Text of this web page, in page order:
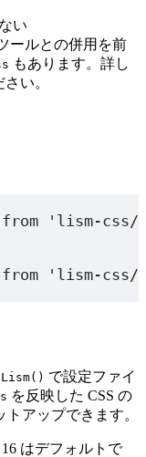
い
ールとの併用を前
もあります。詳し
い。
from 'lism-css/
from 'lism-css/
で設定ファイ
を反映した CSS の
アップできます。
はデフォルトで